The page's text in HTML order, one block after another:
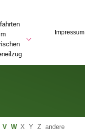
Impressum
V W X Y Z andere